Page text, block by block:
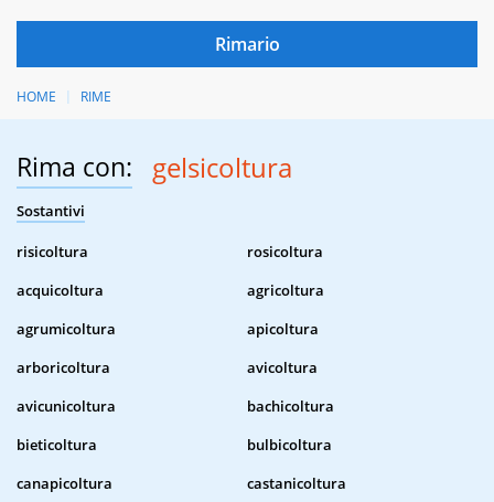
HOME RIME
Rima con: gelsicoltura
Sostantivi
risicoltura
rosicoltura
acquicoltura
agricoltura
agrumicoltura
apicoltura
arboricoltura
avicoltura
avicunicoltura
bachicoltura
bieticoltura
bulbicoltura
canapicoltura
castanicoltura